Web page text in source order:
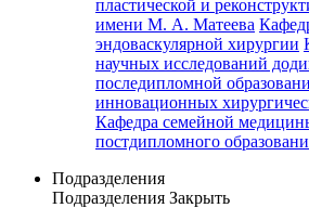
пластической и
имени М. А. Матеева
эндоваскулярной хирургии
научных исследований
последипломной
инновационных
Кафедра семейной
постдипломного
Подразделения
Подразделения Закрыть